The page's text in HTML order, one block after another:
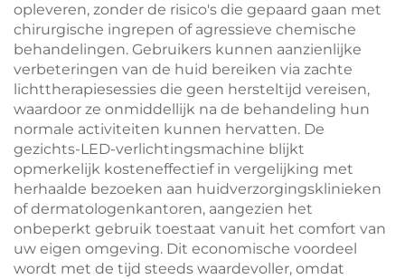
opleveren, zonder de risico's die gepaard gaan met
chirurgische ingrepen of agressieve chemische
behandelingen. Gebruikers kunnen aanzienlijke
verbeteringen van de huid bereiken via zachte
lichttherapiesessies die geen hersteltijd vereisen,
waardoor ze onmiddellijk na de behandeling hun
normale activiteiten kunnen hervatten. De
gezichts-LED-verlichtingsmachine blijkt
opmerkelijk kosteneffectief in vergelijking met
herhaalde bezoeken aan huidverzorgingsklinieken
of dermatologenkantoren, aangezien het
onbeperkt gebruik toestaat vanuit het comfort van
uw eigen omgeving. Dit economische voordeel
wordt met de tijd steeds waardevoller, omdat